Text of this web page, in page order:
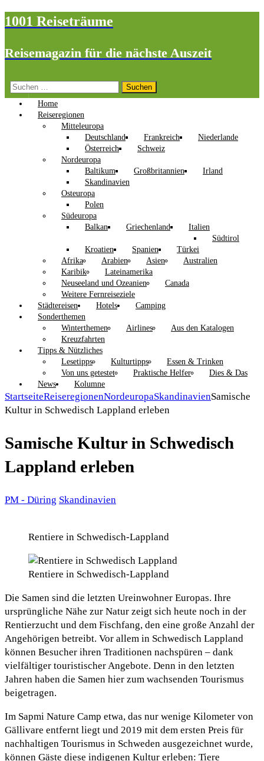
1001 Reiseträume
Reisemagazin für die nächste Auszeit
Suchen
nach:
Home
Reiseregionen
Mitteleuropa
Deutschland
Frankreich
Niederlande
Österreich
Schweiz
Nordeuropa
Baltikum
Großbritannien
Irland
Skandinavien
Osteuropa
Polen
Südeuropa
Balkan
Griechenland
Italien
Südtirol
Kroatien
Spanien
Türkei
Afrika
Arabien Asien
Australien
Karibik
Lateinamerika
Neuseeland und Ozeanien
Canada
Weitere Fernreiseziele
Städtereisen
Hotels
Camping
Sonderthemen
Winterthemen
Airlines
Aus den Katalogen
Kreuzfahrten
Tipps & Nützliches
Lesetipps
Kulturtipps
Essen & Trinken
Von uns getestet
Praktische Helfer
Dies & Das
News
Kolumne
StartseiteReiseregionenNordeuropaSkandinavienSamische
Kultur in Schwedisch Lappland erleben
Samische Kultur in Schwedisch
Lappland erleben
PM - Düring Skandinavien
Rentiere in Schwedisch-Lappland
Rentiere in Schwedisch-Lappland
Die Samen sind die letzten Ureinwohner Europas. Ihre
ursprüngliche Nähe zur Natur zeigt sich heute noch in der
Rentierzucht und dem Fischfang, den eine große Anzahl der
Angehörigen betreibt. Vor allem in Schwedisch Lappland
können Besucher ihren Traditionen nachspüren – dank
vielfältiger touristischer Angebote. Denn in den letzten
Jahren haben die Samen hier zum wachsenden Tourismus
beigetragen.
Im Sapmi Nature Camp etwa, das nur wenige Kilometer von
Gällivare entfernt liegt und 2019 mit dem ersten Preis für
nachhaltigen Tourismus in Schweden ausgezeichnet wurde,
können Gäste diese indigenen Kultur erleben: Tiere